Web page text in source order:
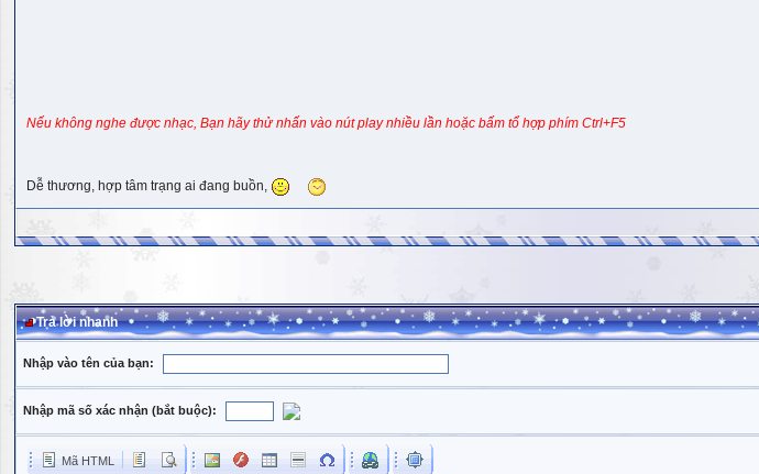
Nếu không nghe được nhạc, Bạn hãy thử nhấn vào nút play nhiều lần hoặc bấm tổ hợp phím Ctrl+F5
Dễ thương, hợp tâm trạng ai đang buồn,
Trả lời nhanh
Nhập vào tên của bạn:
Nhập mã số xác nhận (bắt buộc):
Mã HTML